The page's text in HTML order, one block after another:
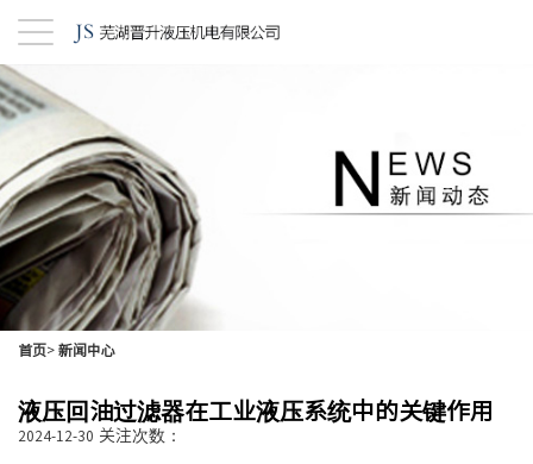
首页> 新闻中心
液压回油过滤器在工业液压系统中的关键作用
2024-12-30 关注次数：